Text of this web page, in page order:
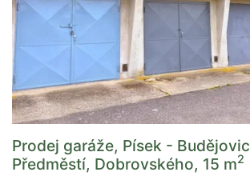
Prodej garáže, Písek -
Předměstí, Dobrovského, 15 m2